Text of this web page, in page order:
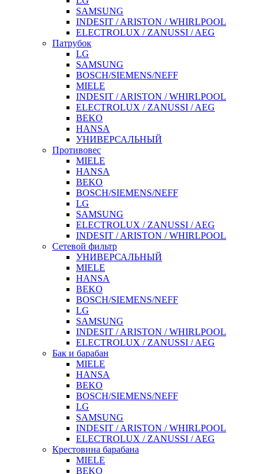
SAMSUNG
INDESIT / ARISTON / WHIRLPOOL
ELECTROLUX / ZANUSSI / AEG
Патрубок
LG
SAMSUNG
BOSCH/SIEMENS/NEFF
MIELE
INDESIT / ARISTON / WHIRLPOOL
ELECTROLUX / ZANUSSI / AEG
BEKO
HANSA
УНИВЕРСАЛЬНЫЙ
Противовес
MIELE
HANSA
BEKO
BOSCH/SIEMENS/NEFF
LG
SAMSUNG
ELECTROLUX / ZANUSSI / AEG
INDESIT / ARISTON / WHIRLPOOL
Сетевой фильтр
УНИВЕРСАЛЬНЫЙ
MIELE
HANSA
BEKO
BOSCH/SIEMENS/NEFF
LG
SAMSUNG
INDESIT / ARISTON / WHIRLPOOL
ELECTROLUX / ZANUSSI / AEG
Бак и барабан
MIELE
HANSA
BEKO
BOSCH/SIEMENS/NEFF
LG
SAMSUNG
INDESIT / ARISTON / WHIRLPOOL
ELECTROLUX / ZANUSSI / AEG
Крестовина барабана
MIELE
BEKO